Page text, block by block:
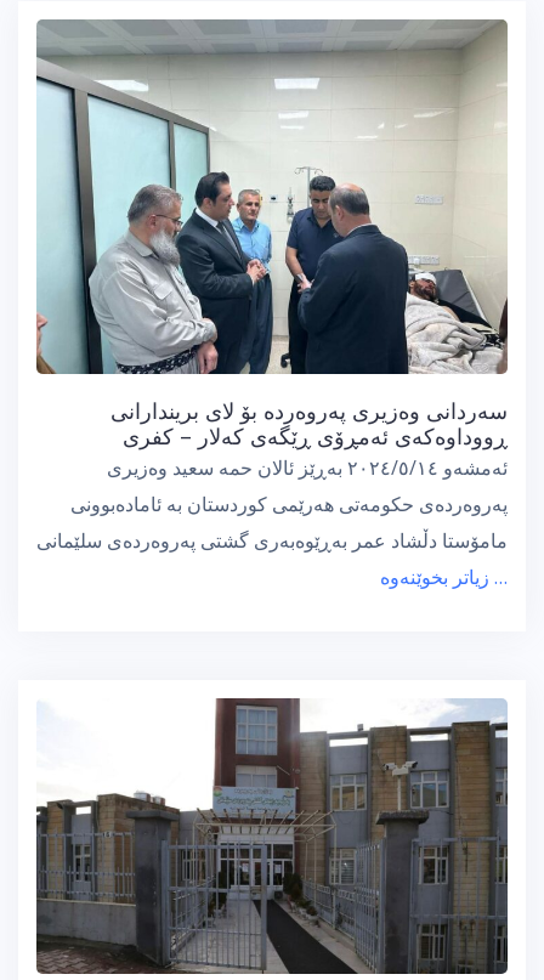
سەردانی وەزیری پەروەردە بۆ لای بریندارانی
ڕووداوەکەی ئەمڕۆی ڕێگەی کەلار – کفری
ئەمشەو ٢٠٢٤/٥/١٤ بەڕێز ئالان حمە سعيد وەزیری
پەروەردەی حکومەتی هەرێمی کوردستان بە ئامادەبوونی
مامۆستا دڵشاد عمر بەڕێوەبەری گشتی پەروەردەی سلێمانی
… زیاتر بخوێنەوە